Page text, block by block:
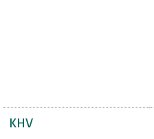
KHV